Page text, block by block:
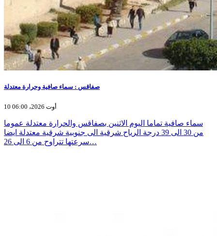
صفاقس : سماء صافية وحرارة معتدلة
10 أوت 2026، 06:00
سماء صافية تماما اليوم الاثنين بصفاقس والحرارة معتدلة عموما
من 30 الى 39 درجة الرياح شرقية الى جنوبية شرقية معتدلة ايضا
سرعتها تتراوح من 6 الى 26…